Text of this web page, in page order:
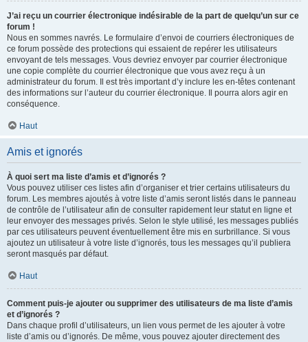
J’ai reçu un courrier électronique indésirable de la part de quelqu’un sur ce
forum !
Nous en sommes navrés. Le formulaire d’envoi de courriers électroniques de
ce forum possède des protections qui essaient de repérer les utilisateurs
envoyant de tels messages. Vous devriez envoyer par courrier électronique
une copie complète du courrier électronique que vous avez reçu à un
administrateur du forum. Il est très important d’y inclure les en-têtes contenant
des informations sur l’auteur du courrier électronique. Il pourra alors agir en
conséquence.
Haut
Amis et ignorés
À quoi sert ma liste d’amis et d’ignorés ?
Vous pouvez utiliser ces listes afin d’organiser et trier certains utilisateurs du
forum. Les membres ajoutés à votre liste d’amis seront listés dans le panneau
de contrôle de l’utilisateur afin de consulter rapidement leur statut en ligne et
leur envoyer des messages privés. Selon le style utilisé, les messages publiés
par ces utilisateurs peuvent éventuellement être mis en surbrillance. Si vous
ajoutez un utilisateur à votre liste d’ignorés, tous les messages qu’il publiera
seront masqués par défaut.
Haut
Comment puis-je ajouter ou supprimer des utilisateurs de ma liste d’amis
et d’ignorés ?
Dans chaque profil d’utilisateurs, un lien vous permet de les ajouter à votre
liste d’amis ou d’ignorés. De même, vous pouvez ajouter directement des